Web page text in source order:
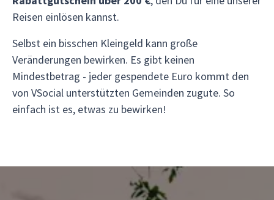
Reisen einlösen kannst.
Selbst ein bisschen Kleingeld kann große
Veränderungen bewirken. Es gibt keinen
Mindestbetrag - jeder gespendete Euro kommt den
von VSocial unterstützten Gemeinden zugute. So
einfach ist es, etwas zu bewirken!